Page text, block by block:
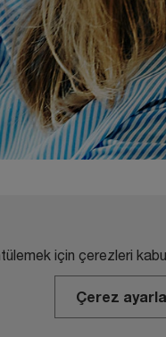
için çerezleri
Çerez